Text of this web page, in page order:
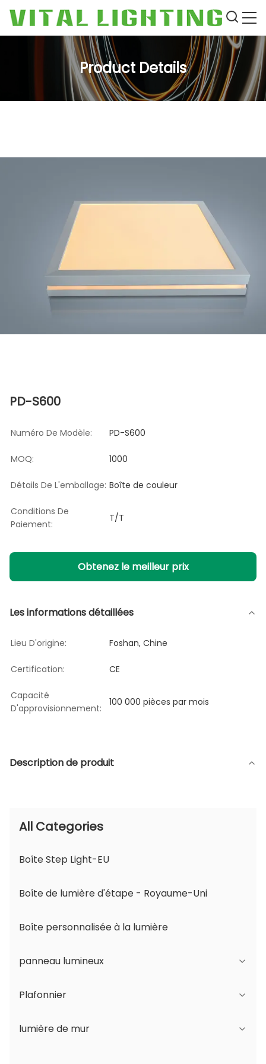
Product Details
PD-S600
Numéro De Modèle: PD-S600
MOQ: 1000
Détails De L'emballage: Boîte de couleur
Conditions De
Paiement:
T/T
Obtenez le meilleur prix
Les informations détaillées
Lieu D'origine: Foshan, Chine
Certification: CE
Capacité
D'approvisionnement:
100 000 pièces par mois
Description de produit
All Categories
Boîte Step Light-EU
Boîte de lumière d'étape - Royaume-Uni
Boîte personnalisée à la lumière
panneau lumineux
Série JDL
Série DSDL
Plafonnier
Série JCL
lumière de mur